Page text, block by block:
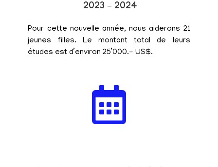
2023 – 2024
Pour cette nouvelle année, nous aiderons 21
jeunes filles. Le montant total de leurs
études est d’environ 25’000.- US$.